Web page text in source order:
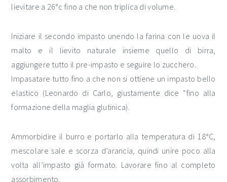
lievitare a 26°c fino a che non triplica di volume.
Iniziare il secondo impasto unendo la farina con le uova il
malto e il lievito naturale insieme quello di birra,
aggiungere tutto il pre-impasto e seguire lo zucchero.
Impasatare tutto fino a che non si ottiene un impasto bello
elastico (Leonardo di Carlo, giustamente dice “fino alla
formazione della maglia glutinica).
Ammorbidire il burro e portarlo alla temperatura di 18°C,
mescolare sale e scorza d’arancia, quindi unire poco alla
volta all’impasto già formato. Lavorare fino al completo
assorbimento.